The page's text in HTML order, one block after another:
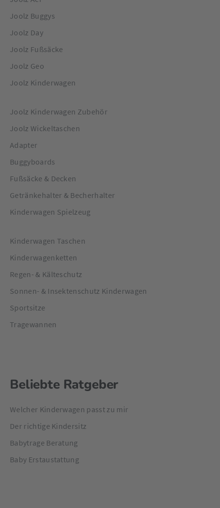
Joolz Buggys
Joolz Day
Joolz Fußsäcke
Joolz Geo
Joolz Kinderwagen
Joolz Kinderwagen Zubehör
Joolz Wickeltaschen
Adapter
Buggyboards
Fußsäcke & Decken
Getränkehalter & Becherhalter
Kinderwagen Spielzeug
Kinderwagen Taschen
Kinderwagenketten
Regen- & Kälteschutz
Sonnen- & Insektenschutz Kinderwagen
Sportsitze
Tragewannen
Beliebte Ratgeber
Welcher Kinderwagen passt zu mir
Der richtige Kindersitz
Babytrage Beratung
Baby Erstaustattung